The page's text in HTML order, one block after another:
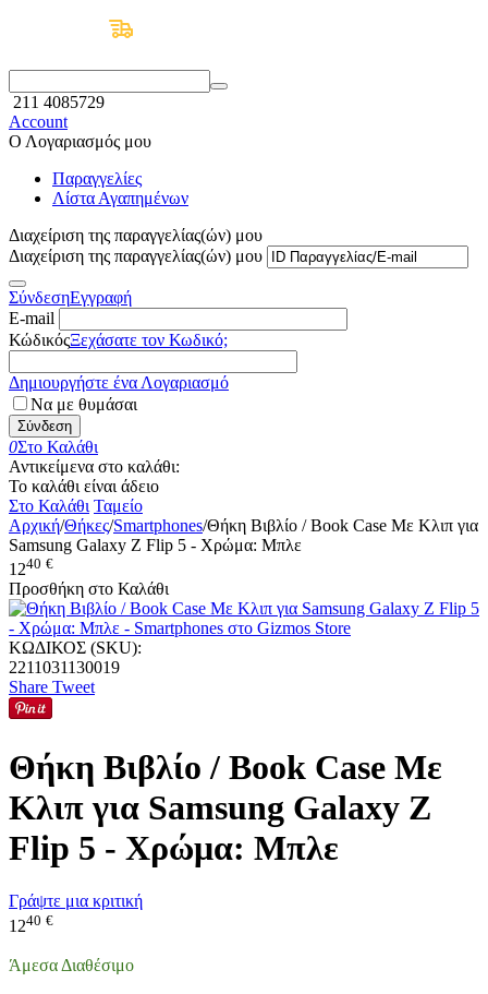
211 4085729
Account
Ο Λογαριασμός μου
Παραγγελίες
Λίστα Αγαπημένων
Διαχείριση της παραγγελίας(ών) μου
Διαχείριση της παραγγελίας(ών) μου
ΣύνδεσηΕγγραφή
E-mail
ΚώδικόςΞεχάσατε τον Κωδικό;
Δημιουργήστε ένα Λογαριασμό
Να με θυμάσαι
Σύνδεση
0Στο Καλάθι
Αντικείμενα στο καλάθι:
Το καλάθι είναι άδειο
Στο Καλάθι Ταμείο
Αρχική/Θήκες/Smartphones/Θήκη Βιβλίο / Book Case Με Κλιπ για
Samsung Galaxy Z Flip 5 - Χρώμα: Μπλε
1240 €
Προσθήκη στο Καλάθι
ΚΩΔΙΚΟΣ (SKU):
2211031130019
Share Tweet
Θήκη Βιβλίο / Book Case Με
Κλιπ για Samsung Galaxy Z
Flip 5 - Χρώμα: Μπλε
Γράψτε μια κριτική
1240 €
Άμεσα Διαθέσιμο